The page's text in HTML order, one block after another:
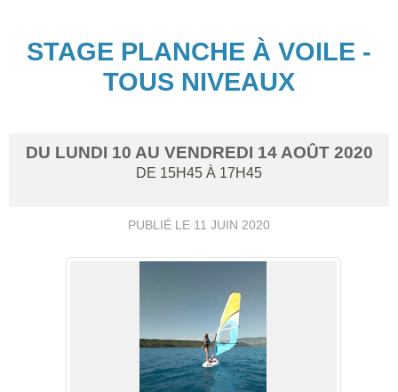
STAGE PLANCHE À VOILE -
TOUS NIVEAUX
DU LUNDI 10 AU VENDREDI 14 AOÛT 2020
DE 15H45 À 17H45
PUBLIÉ LE 11 JUIN 2020